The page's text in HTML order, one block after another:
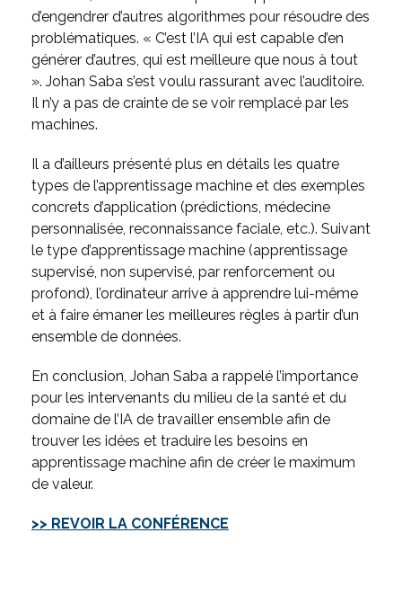
d’engendrer d’autres algorithmes pour résoudre des
problématiques. « C’est l’IA qui est capable d’en
générer d’autres, qui est meilleure que nous à tout
». Johan Saba s’est voulu rassurant avec l’auditoire.
Il n’y a pas de crainte de se voir remplacé par les
machines.
Il a d’ailleurs présenté plus en détails les quatre
types de l’apprentissage machine et des exemples
concrets d’application (prédictions, médecine
personnalisée, reconnaissance faciale, etc.). Suivant
le type d’apprentissage machine (apprentissage
supervisé, non supervisé, par renforcement ou
profond), l’ordinateur arrive à apprendre lui-même
et à faire émaner les meilleures règles à partir d’un
ensemble de données.
En conclusion, Johan Saba a rappelé l’importance
pour les intervenants du milieu de la santé et du
domaine de l’IA de travailler ensemble afin de
trouver les idées et traduire les besoins en
apprentissage machine afin de créer le maximum
de valeur.
>> REVOIR LA CONFÉRENCE